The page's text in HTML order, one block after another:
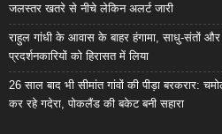
जलस्तर खतरे से नीचे लेकिन अलर्ट जारी
राहुल गांधी के आवास के बाहर हंगामा, साधु-संतों
प्रदर्शनकारियों को हिरासत में लिया
26 साल बाद भी सीमांत गांवों की पीड़ा बरकरार:
कर रहे गदेरा, पोकलैंड की बकेट बनी सहारा